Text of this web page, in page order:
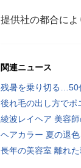
提供社の都合によ
関連ニュース
残暑を乗り切る…50
後れ毛の出し方でポ
綾波レイヘア 美容
ヘアカラー 夏の退
長年の美容室 離れ